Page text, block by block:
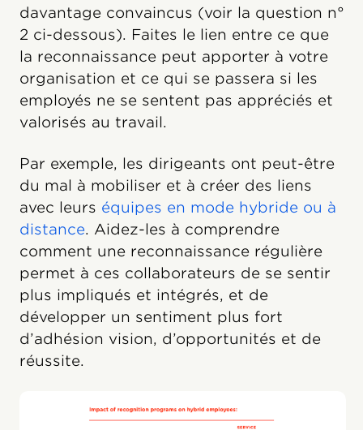
davantage convaincus (voir la question n°
2 ci-dessous). Faites le lien entre ce que
la reconnaissance peut apporter à votre
organisation et ce qui se passera si les
employés ne se sentent pas appréciés et
valorisés au travail.
Par exemple, les dirigeants ont peut-être
du mal à mobiliser et à créer des liens
avec leurs équipes en mode hybride ou à
distance. Aidez-les à comprendre
comment une reconnaissance régulière
permet à ces collaborateurs de se sentir
plus impliqués et intégrés, et de
développer un sentiment plus fort
d’adhésion vision, d’opportunités et de
réussite.